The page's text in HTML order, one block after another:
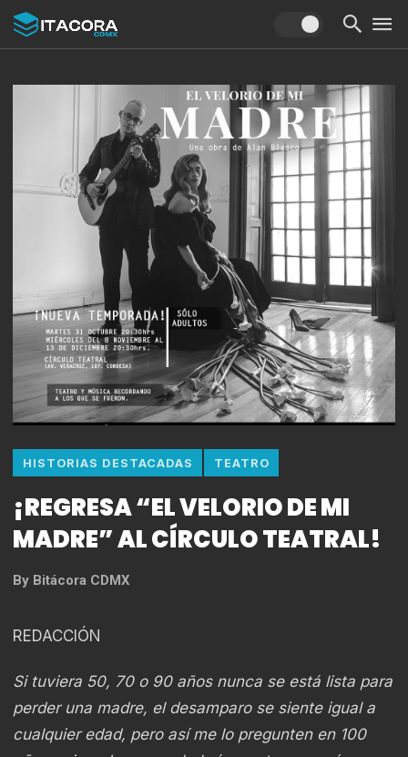
HISTORIAS DESTACADAS TEATRO
¡REGRESA “EL VELORIO DE MI
MADRE” AL CÍRCULO TEATRAL!
By Bitácora CDMX
REDACCIÓN
Si tuviera 50, 70 o 90 años nunca se está lista para
perder una madre, el desamparo se siente igual a
cualquier edad, pero así me lo pregunten en 100